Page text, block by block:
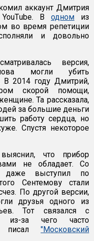
аккаунт Дмитрия
В одном из
во время репетиции
и довольно
версия,
могли убить
2014 году Дмитрий,
скорой помощи,
Та рассказала,
за большие деньги
работу сердца, но
Спустя некоторое
что прибор
не обладает. Со
даже выступил по
Сентемову стали
По другой версии,
друзья одного из
Тот связался с
из-за чего часто
писал "Московский